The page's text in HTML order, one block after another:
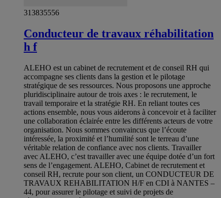
313835556
Conducteur de travaux réhabilitation
h f
ALEHO est un cabinet de recrutement et de conseil RH qui
accompagne ses clients dans la gestion et le pilotage
stratégique de ses ressources. Nous proposons une approche
pluridisciplinaire autour de trois axes : le recrutement, le
travail temporaire et la stratégie RH. En reliant toutes ces
actions ensemble, nous vous aiderons à concevoir et à faciliter
une collaboration éclairée entre les différents acteurs de votre
organisation. Nous sommes convaincus que l’écoute
intéressée, la proximité et l’humilité sont le terreau d’une
véritable relation de confiance avec nos clients. Travailler
avec ALEHO, c’est travailler avec une équipe dotée d’un fort
sens de l’engagement. ALEHO, Cabinet de recrutement et
conseil RH, recrute pour son client, un CONDUCTEUR DE
TRAVAUX REHABILITATION H/F en CDI à NANTES –
44, pour assurer le pilotage et suivi de projets de